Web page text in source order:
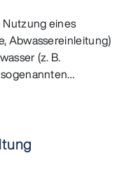
eines
Abwassereinleitung)
(z. B.